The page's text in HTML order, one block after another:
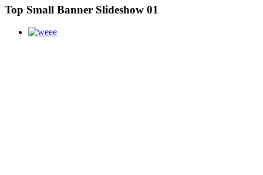
Top Small Banner Slideshow 01